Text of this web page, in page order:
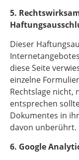
5.
Dieser
diese Seite
einzelne
Rechtslage
entsprechen
Dokumentes in
davon unberührt.
6. Google